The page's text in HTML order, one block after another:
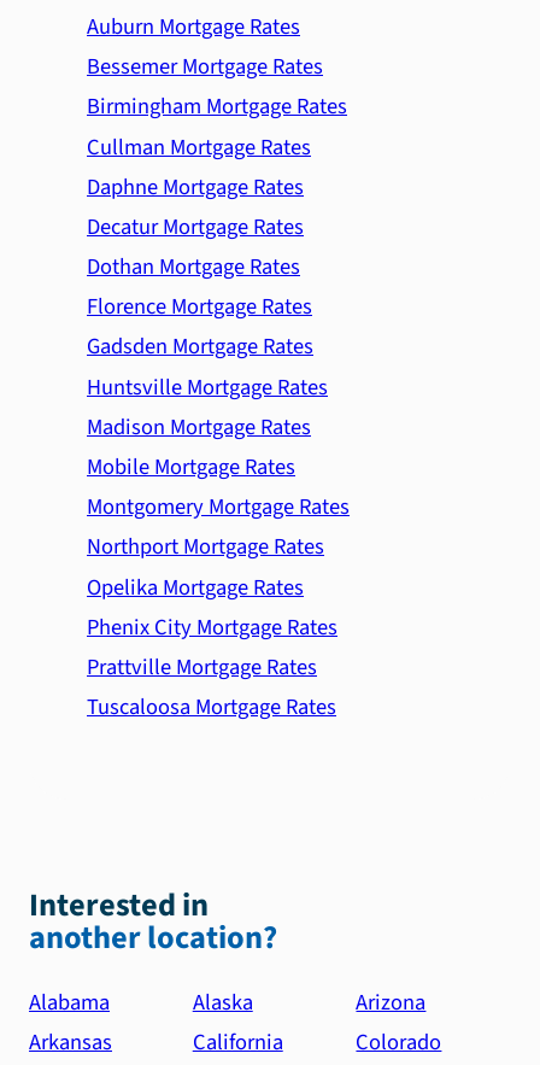
Auburn Mortgage Rates
Bessemer Mortgage Rates
Birmingham Mortgage Rates
Cullman Mortgage Rates
Daphne Mortgage Rates
Decatur Mortgage Rates
Dothan Mortgage Rates
Florence Mortgage Rates
Gadsden Mortgage Rates
Huntsville Mortgage Rates
Madison Mortgage Rates
Mobile Mortgage Rates
Montgomery Mortgage Rates
Northport Mortgage Rates
Opelika Mortgage Rates
Phenix City Mortgage Rates
Prattville Mortgage Rates
Tuscaloosa Mortgage Rates
Interested in
another location?
Alabama Alaska
Arizona
Arkansas
California
Colorado